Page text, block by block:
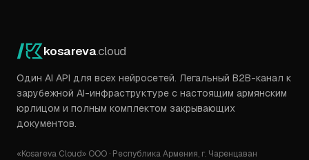
kosareva.cloud
Один AI API для всех нейросетей. Легальный B2B-канал к
зарубежной AI-инфраструктуре с настоящим армянским
юрлицом и полным комплектом закрывающих
документов.
«Kosareva Cloud» ООО · Республика Армения, г. Чаренцаван